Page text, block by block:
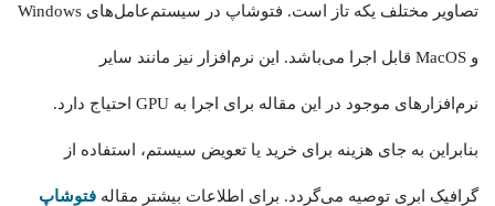
تصاویر مختلف یکه تاز است. فتوشاپ در سیستم‌عامل‌های Windows
و MacOS قابل اجرا می‌باشد. این نرم‌افزار نیز مانند سایر
نرم‌افزارهای موجود در این مقاله برای اجرا به GPU احتیاج دارد.
بنابراین به جای هزینه‌ برای خرید یا تعویض سیستم، استفاده از
گرافیک ابری توصیه می‌گردد. برای اطلاعات بیشتر مقاله فتوشاپ